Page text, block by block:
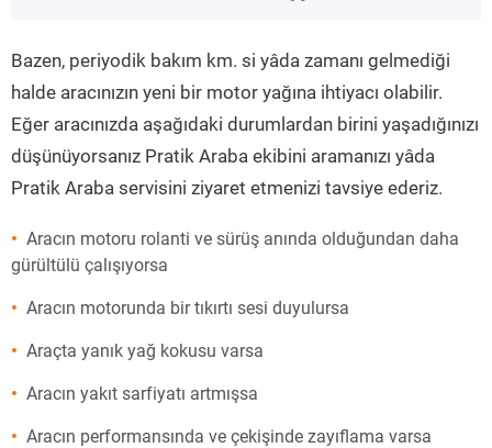
”
Bazen, periyodik bakım km. si yâda zamanı gelmediği
halde aracınızın yeni bir motor yağına ihtiyacı olabilir.
Eğer aracınızda aşağıdaki durumlardan birini yaşadığınızı
düşünüyorsanız Pratik Araba ekibini aramanızı yâda
Pratik Araba servisini ziyaret etmenizi tavsiye ederiz.
Aracın motoru rolanti ve sürüş anında olduğundan daha
gürültülü çalışıyorsa
Aracın motorunda bir tıkırtı sesi duyulursa
Araçta yanık yağ kokusu varsa
Aracın yakıt sarfiyatı artmışsa
Aracın performansında ve çekişinde zayıflama varsa